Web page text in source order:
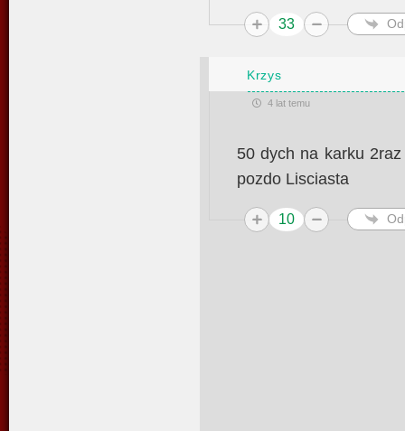
33
Krzys
4 lat temu
50 dych na karku
pozdo Lisciasta
10